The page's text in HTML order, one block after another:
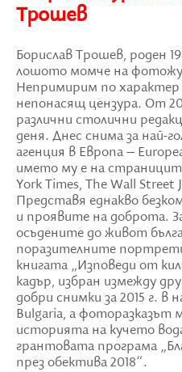
Трошев
Борислав Трошев, роден
лошото момче на
Непримирим по
непонасящ цензура. От
различни столични
деня. Днес снима за най-
агенция в Европа –
името му е на
York Times, The Wall Street
Представя еднакво
и проявите на доброта.
осъдените до живот
поразителните
книгата „Изповеди от
кадър, избран измежду
добри снимки за 2015 г. в
Bulgaria, а фоторазказът
историята на кучето
грантовата програма
през обектива 2018“.